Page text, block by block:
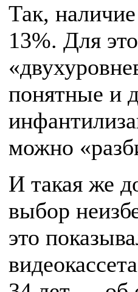
Так,
13%. Для
понятные и
можно
И такая же
выбор
это